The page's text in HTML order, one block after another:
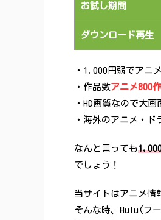
お試し期間
ダウンロード再生
・1,000円弱でアニ
・作品数アニメ800
・HD画質なので大画
・海外のアニメ・ド
なんと言っても
でしょう！
当サイトはアニメ情
そんな時、Hulu(フ